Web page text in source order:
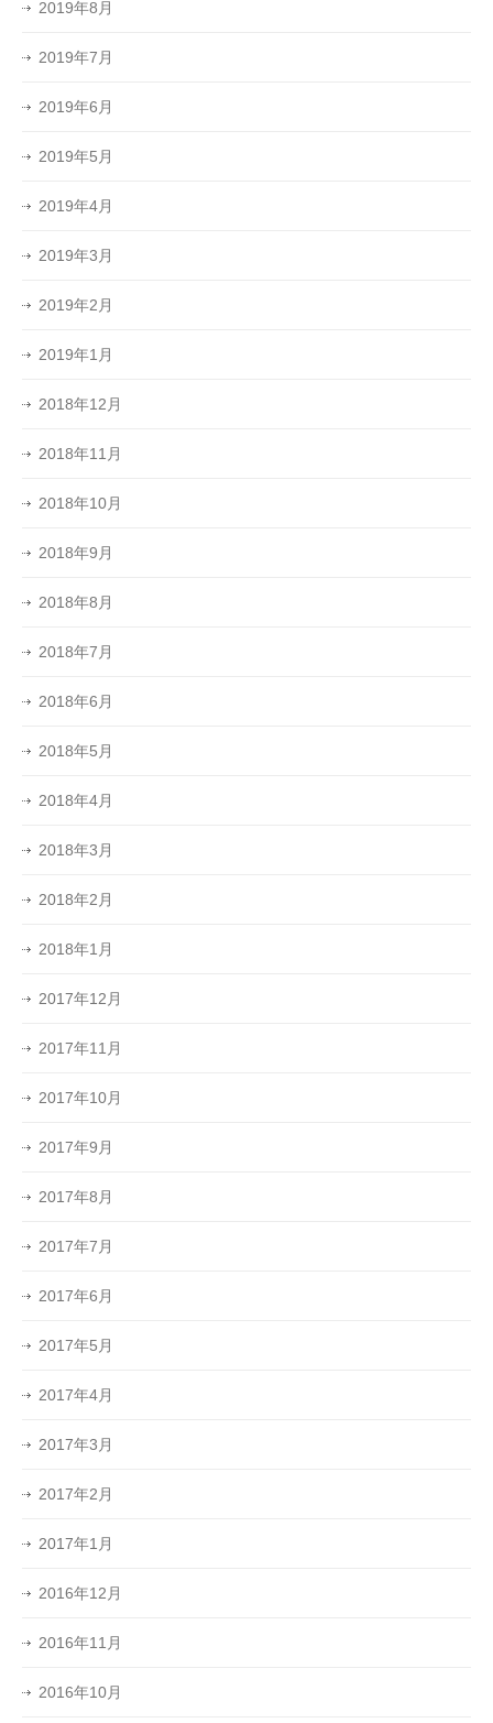
2019年8月
2019年7月
2019年6月
2019年5月
2019年4月
2019年3月
2019年2月
2019年1月
2018年12月
2018年11月
2018年10月
2018年9月
2018年8月
2018年7月
2018年6月
2018年5月
2018年4月
2018年3月
2018年2月
2018年1月
2017年12月
2017年11月
2017年10月
2017年9月
2017年8月
2017年7月
2017年6月
2017年5月
2017年4月
2017年3月
2017年2月
2017年1月
2016年12月
2016年11月
2016年10月